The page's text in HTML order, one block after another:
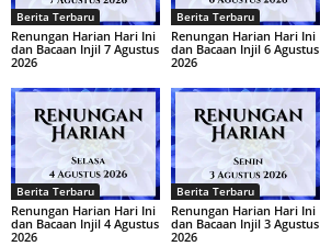
Berita Terbaru
Renungan Harian Hari Ini
dan Bacaan Injil 7 Agustus
2026
Berita Terbaru
Renungan Harian Hari Ini
dan Bacaan Injil 6 Agustus
2026
Berita Terbaru
Renungan Harian Hari Ini
dan Bacaan Injil 4 Agustus
2026
Berita Terbaru
Renungan Harian Hari Ini
dan Bacaan Injil 3 Agustus
2026